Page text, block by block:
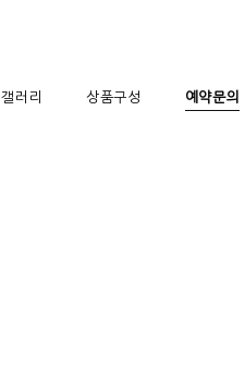
갤러리 상품구성 예약문의